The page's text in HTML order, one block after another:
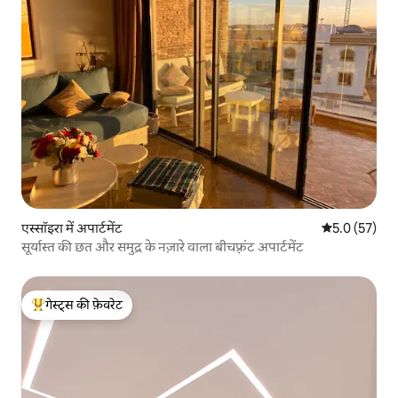
एस्सॉइरा में अपार्टमेंट औसत रेटिंग 5
5.0 (57)
सूर्यास्त की छत और समुद्र के नज़ारे वाला बीचफ़्रंट अपार्टमेंट
गेस्ट्स का टॉप फ़ेवरेट
गेस्ट्स की फ़ेवरेट